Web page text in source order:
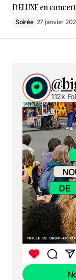
DELUXE en
Soirée 27 janvier
112k